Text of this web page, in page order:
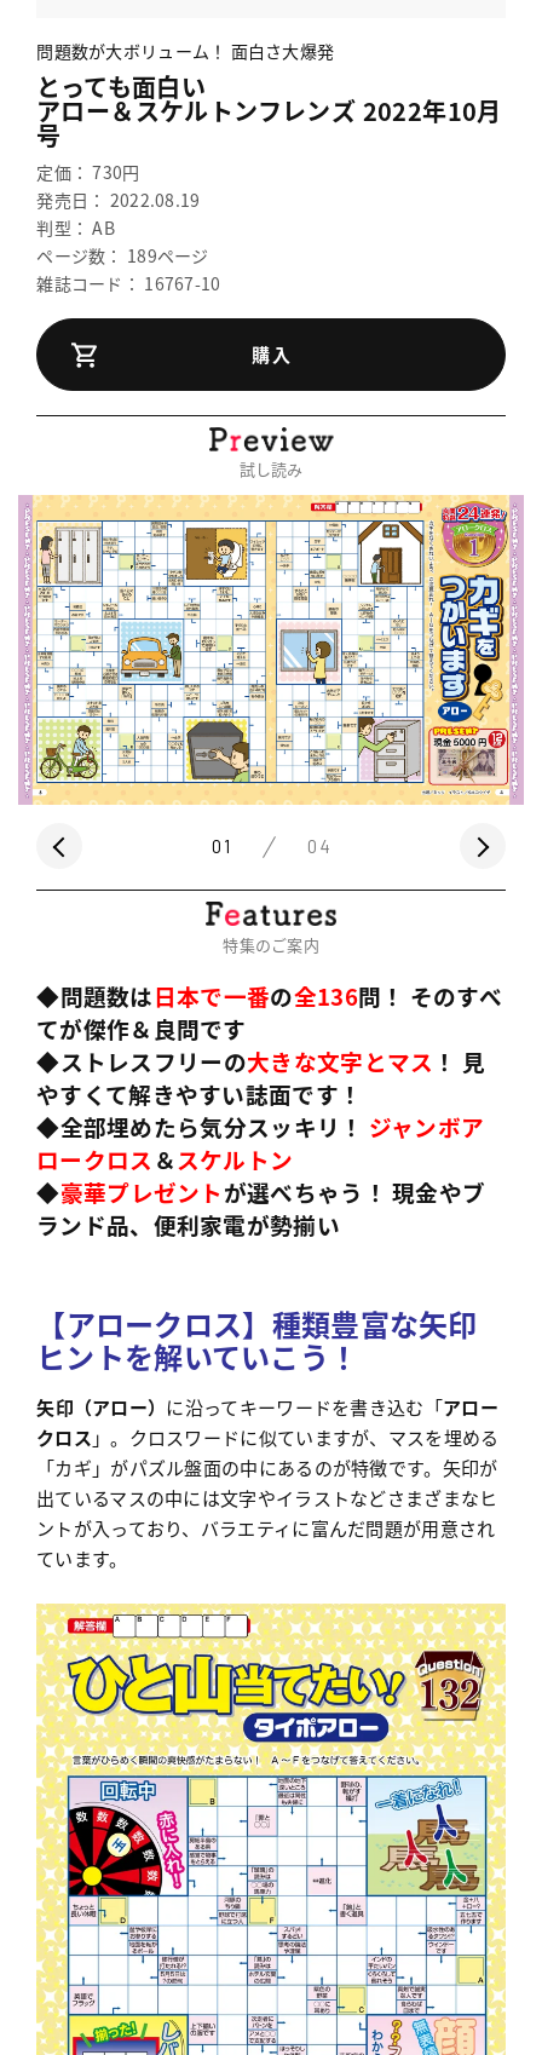
問題数が大ボリューム！ 面白さ大爆発
とっても面白い
アロー＆スケルトンフレンズ 2022年10月
号
定価： 730円
発売日： 2022.08.19
判型： AB
ページ数： 189ページ
雑誌コード： 16767-10
購入
試し読み
01 04
特集のご案内
◆問題数は日本で一番の全136問！ そのすべ
てが傑作＆良問です
◆ストレスフリーの大きな文字とマス ！ 見
やすくて解きやすい誌面です！
◆全部埋めたら気分スッキリ！ ジャンボア
ロークロス ＆スケルトン
◆豪華プレゼントが選べちゃう！ 現金やブ
ランド品、便利家電が勢揃い
【アロークロス】種類豊富な矢印
ヒントを解いていこう！
矢印（アロー） に沿ってキーワードを書き込む「アロー
クロス 」。クロスワードに似ていますが、マスを埋める
「カギ」がパズル盤面の中にあるのが特徴です。矢印が
出ているマスの中には文字やイラストなどさまざまなヒ
ントが入っており、バラエティに富んだ問題が用意され
ています。